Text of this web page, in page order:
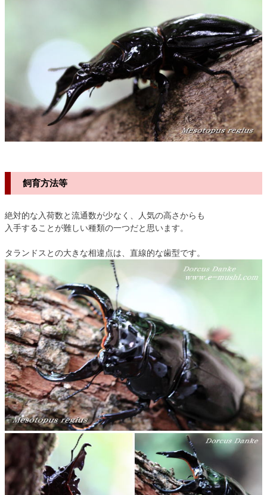
飼育方法等
絶対的な入荷数と流通数が少なく、人気の高さからも
入手することが難しい種類の一つだと思います。
タランドスとの大きな相違点は、直線的な歯型です。